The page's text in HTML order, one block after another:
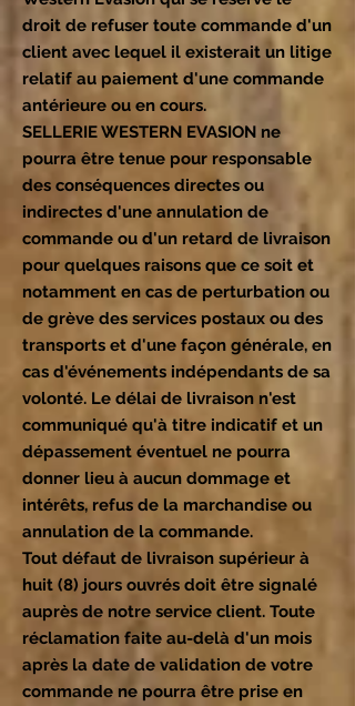
droit de refuser toute commande d'un
client avec lequel il existerait un litige
relatif au paiement d'une commande
antérieure ou en cours.
SELLERIE WESTERN EVASION ne
pourra être tenue pour responsable
des conséquences directes ou
indirectes d'une annulation de
commande ou d'un retard de livraison
pour quelques raisons que ce soit et
notamment en cas de perturbation ou
de grève des services postaux ou des
transports et d'une façon générale, en
cas d'événements indépendants de sa
volonté. Le délai de livraison n'est
communiqué qu'à titre indicatif et un
dépassement éventuel ne pourra
donner lieu à aucun dommage et
intérêts, refus de la marchandise ou
annulation de la commande.
Tout défaut de livraison supérieur à
huit (8) jours ouvrés doit être signalé
auprès de notre service client. Toute
réclamation faite au-delà d'un mois
après la date de validation de votre
commande ne pourra être prise en